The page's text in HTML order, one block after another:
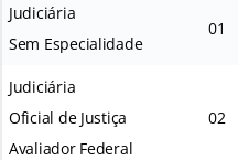
Judiciária
Sem Especialidade
01
Judiciária
Oficial de Justiça
Avaliador Federal
02